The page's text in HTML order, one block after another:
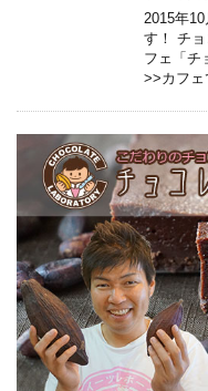
2015年
す！ チ
フェ「チ
>>カフェ